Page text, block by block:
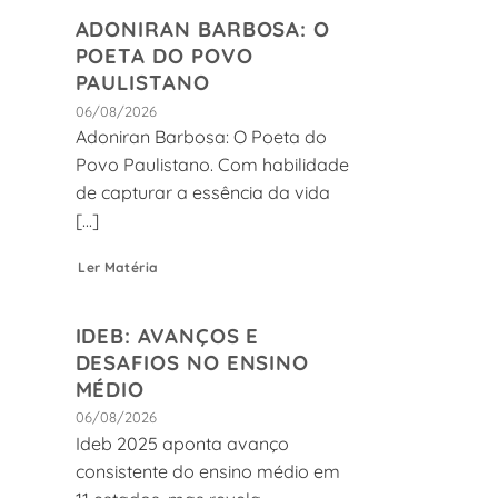
ADONIRAN BARBOSA: O
POETA DO POVO
PAULISTANO
06/08/2026
Adoniran Barbosa: O Poeta do
Povo Paulistano. Com habilidade
de capturar a essência da vida
[...]
Ler Matéria
IDEB: AVANÇOS E
DESAFIOS NO ENSINO
MÉDIO
06/08/2026
Ideb 2025 aponta avanço
consistente do ensino médio em